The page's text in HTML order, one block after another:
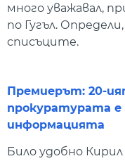
много уважавал,
по Гугъл.
списъците.
Премиерът: 20-
прокуратурата е
информацията
Било удобно